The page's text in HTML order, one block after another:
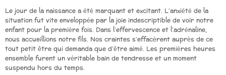
Le jour de la naissance a été marquant et excitant. L’anxiété de la
situation fut vite enveloppée par la joie indescriptible de voir notre
enfant pour la première fois. Dans l’effervescence et l’adrénaline,
nous accueillions notre fils. Nos craintes s’effacèrent auprès de ce
tout petit être qui demanda que d’être aimé. Les premières heures
ensemble furent un véritable bain de tendresse et un moment
suspendu hors du temps.